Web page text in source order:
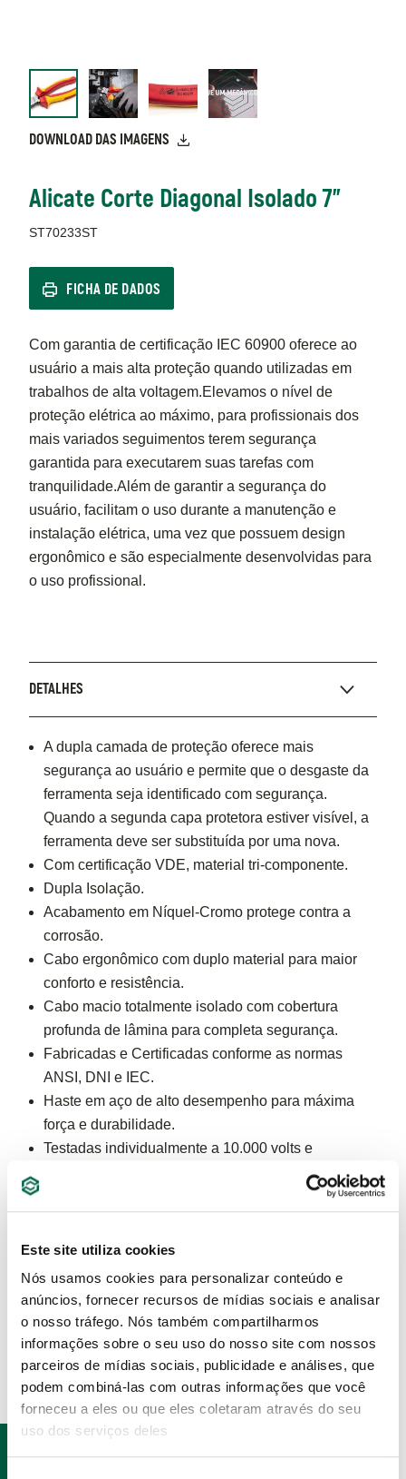
Este site utiliza cookies
Nós usamos cookies para personalizar conteúdo e
anúncios, fornecer recursos de mídias sociais e analisar
o nosso tráfego. Nós também compartilharmos
informações sobre o seu uso do nosso site com nossos
parceiros de mídias sociais, publicidade e análises, que
podem combiná-las com outras informações que você
forneceu a eles ou que eles coletaram através do seu
uso dos serviços deles
DOWNLOAD DAS IMAGENS
Alicate Corte Diagonal Isolado 7"
ST70233ST
FICHA DE DADOS
Com garantia de certificação IEC 60900 oferece ao
usuário a mais alta proteção quando utilizadas em
trabalhos de alta voltagem.Elevamos o nível de
proteção elétrica ao máximo, para profissionais dos
mais variados seguimentos terem segurança
garantida para executarem suas tarefas com
tranquilidade.Além de garantir a segurança do
usuário, facilitam o uso durante a manutenção e
instalação elétrica, uma vez que possuem design
ergonômico e são especialmente desenvolvidas para
o uso profissional.
DETALHES
A dupla camada de proteção oferece mais
segurança ao usuário e permite que o desgaste da
ferramenta seja identificado com segurança.
Quando a segunda capa protetora estiver visível, a
ferramenta deve ser substituída por uma nova.
Com certificação VDE, material tri-componente.
Dupla Isolação.
Acabamento em Níquel-Cromo protege contra a
corrosão.
Cabo ergonômico com duplo material para maior
conforto e resistência.
Cabo macio totalmente isolado com cobertura
profunda de lâmina para completa segurança.
Fabricadas e Certificadas conforme as normas
ANSI, DNI e IEC.
Haste em aço de alto desempenho para máxima
força e durabilidade.
Testadas individualmente a 10.000 volts e
certificadas para uso 1.000 volts para segurança.
Fabricadas em Aço Cromo-Vanádio (Cr-V).
Atende e supera norma - IEC 60900 - 1000V.
ESPECIFICAÇÕES
PRODUTOS